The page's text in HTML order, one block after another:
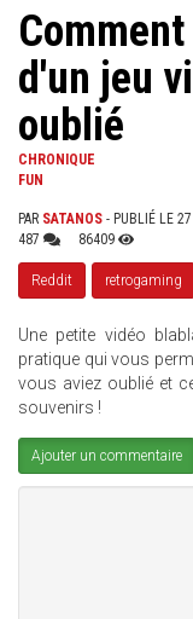
d'un jeu
oublié
CHRONIQUE
FUN
PAR SATANOS - PUBLIÉ LE
487
86409
Reddit retrogaming
Une petite vidéo
pratique qui vous
vous aviez oublié et
souvenirs !
Ajouter un commentaire